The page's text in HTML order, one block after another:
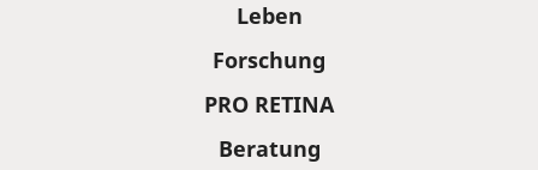
Leben
Forschung
PRO RETINA
Beratung